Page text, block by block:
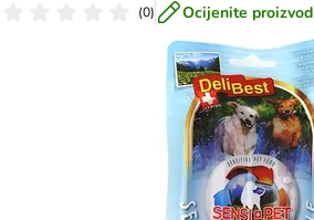
(0) Ocijenite proizvod